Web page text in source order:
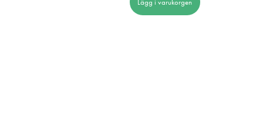
Lägg i varukorgen